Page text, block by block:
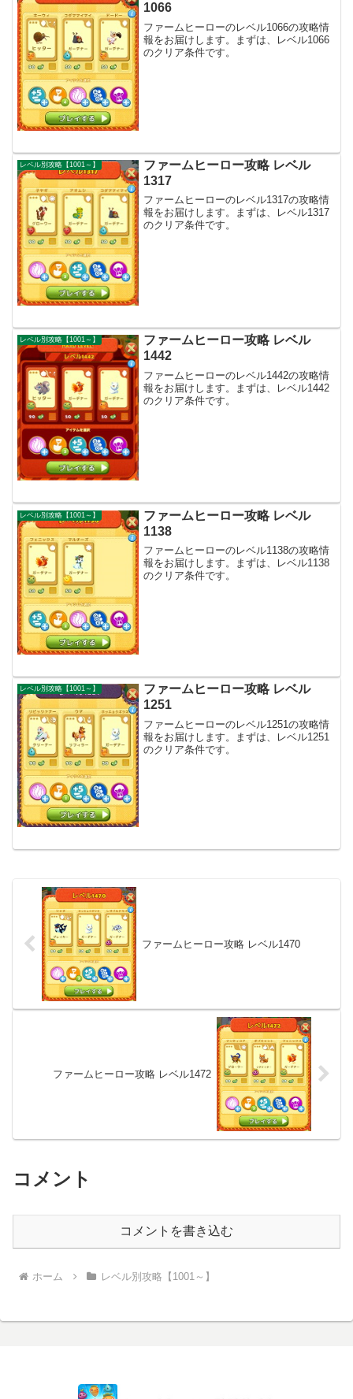
1066
ファームヒーローのレベル1066の攻略情
報をお届けします。まずは、レベル1066
のクリア条件です。
レベル別攻略【1001～】
ファームヒーロー攻略 レベル
1317
ファームヒーローのレベル1317の攻略情
報をお届けします。まずは、レベル1317
のクリア条件です。
レベル別攻略【1001～】
ファームヒーロー攻略 レベル
1442
ファームヒーローのレベル1442の攻略情
報をお届けします。まずは、レベル1442
のクリア条件です。
レベル別攻略【1001～】
ファームヒーロー攻略 レベル
1138
ファームヒーローのレベル1138の攻略情
報をお届けします。まずは、レベル1138
のクリア条件です。
レベル別攻略【1001～】
ファームヒーロー攻略 レベル
1251
ファームヒーローのレベル1251の攻略情
報をお届けします。まずは、レベル1251
のクリア条件です。
ファームヒーロー攻略 レベル1470
ファームヒーロー攻略 レベル1472
コメント
コメントを書き込む
ホーム レベル別攻略【1001～】